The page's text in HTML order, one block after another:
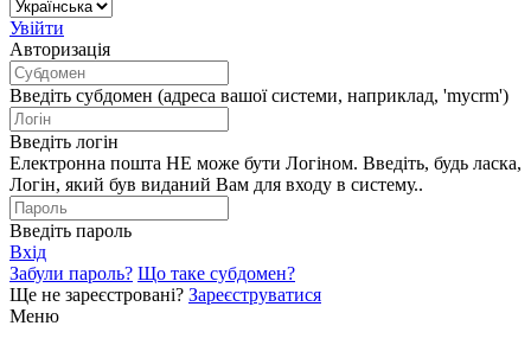
Увійти
Авторизація
Введіть субдомен (адреса вашої системи, наприклад, 'mycrm')
Введіть логін
Електронна пошта НЕ може бути Логіном. Введіть, будь ласка,
Логін, який був виданий Вам для входу в систему..
Введіть пароль
Вхід
Забули пароль? Що таке субдомен?
Ще не зареєстровані? Зареєструватися
Меню